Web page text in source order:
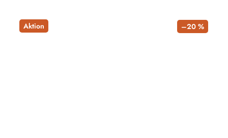
Aktion –20 %